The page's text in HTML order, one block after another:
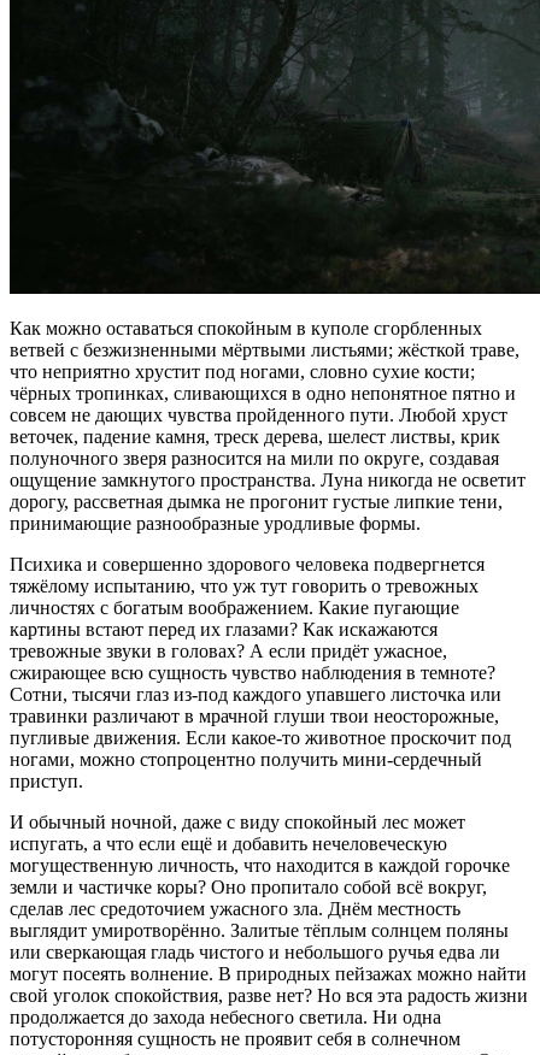
Как можно оставаться спокойным в куполе сгорбленных
ветвей с безжизненными мёртвыми листьями; жёсткой траве,
что неприятно хрустит под ногами, словно сухие кости;
чёрных тропинках, сливающихся в одно непонятное пятно и
совсем не дающих чувства пройденного пути. Любой хруст
веточек, падение камня, треск дерева, шелест листвы, крик
полуночного зверя разносится на мили по округе, создавая
ощущение замкнутого пространства. Луна никогда не осветит
дорогу, рассветная дымка не прогонит густые липкие тени,
принимающие разнообразные уродливые формы.
Психика и совершенно здорового человека подвергнется
тяжёлому испытанию, что уж тут говорить о тревожных
личностях с богатым воображением. Какие пугающие
картины встают перед их глазами? Как искажаются
тревожные звуки в головах? А если придёт ужасное,
сжирающее всю сущность чувство наблюдения в темноте?
Сотни, тысячи глаз из-под каждого упавшего листочка или
травинки различают в мрачной глуши твои неосторожные,
пугливые движения. Если какое-то животное проскочит под
ногами, можно стопроцентно получить мини-сердечный
приступ.
И обычный ночной, даже с виду спокойный лес может
испугать, а что если ещё и добавить нечеловеческую
могущественную личность, что находится в каждой горочке
земли и частичке коры? Оно пропитало собой всё вокруг,
сделав лес средоточием ужасного зла. Днём местность
выглядит умиротворённо. Залитые тёплым солнцем поляны
или сверкающая гладь чистого и небольшого ручья едва ли
могут посеять волнение. В природных пейзажах можно найти
свой уголок спокойствия, разве нет? Но вся эта радость жизни
продолжается до захода небесного светила. Ни одна
потусторонняя сущность не проявит себя в солнечном